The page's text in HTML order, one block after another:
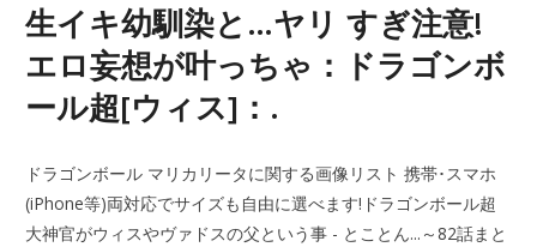
生イキ幼馴染と…ヤリ すぎ注意!
エロ妄想が叶っちゃ：ドラゴンボ
ール超[ウィス]：.
ドラゴンボール マリカリータに関する画像リスト 携帯･スマホ
(iPhone等)両対応でサイズも自由に選べます!ドラゴンボール超
大神官がウィスやヴァドスの父という事 - とことん...～82話まと